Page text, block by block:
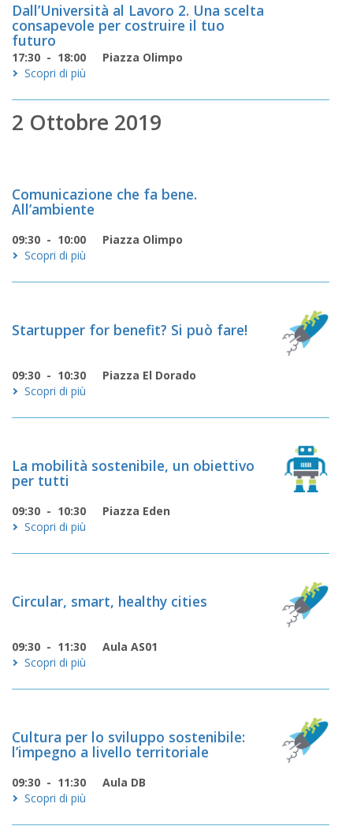
Dall’Università al Lavoro 2. Una scelta
consapevole per costruire il tuo
futuro
17:30 - 18:00
Piazza Olimpo
Scopri di più
2 Ottobre 2019
Comunicazione che fa bene.
All’ambiente
09:30 - 10:00
Piazza Olimpo
Scopri di più
Startupper for benefit? Si può fare!
09:30 - 10:30
Piazza El Dorado
Scopri di più
La mobilità sostenibile, un obiettivo
per tutti
09:30 - 10:30
Piazza Eden
Scopri di più
Circular, smart, healthy cities
09:30 - 11:30
Aula AS01
Scopri di più
Cultura per lo sviluppo sostenibile:
l’impegno a livello territoriale
09:30 - 11:30
Aula DB
Scopri di più